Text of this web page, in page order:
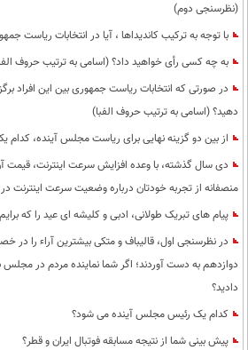
(نظرسنجی دوم)
با توجه به ترکیب کاندیداها ، آیا در انتخابات ریاست
به چه کسی رأی خواهید داد؟ (اسامی به ترتیب حروف
در صورتی که انتخابات ریاست جمهوری بین این افراد
دهید؟ (اسامی به ترتیب حروف الفبا)
از بین دو گزینه نهایی برای ریاست مجلس آینده، کدام
منصفانه از تجربه خودتان درباره وضعیت سرعت اینترنت
پیام های تبریک طولانی، ادبی و کلیشه ای عید را که
در نظرسنجی اول، قالیباف و متکی بیشترین آراء را
دوازدهم به دست آوردند؛ اگر شما نماینده مردم در مجلس
دادید؟
کدام یک رئیس مجلس آینده می شود؟
پیش بینی شما از نتیجه مسابقه فوتبال ایران و قطر؟